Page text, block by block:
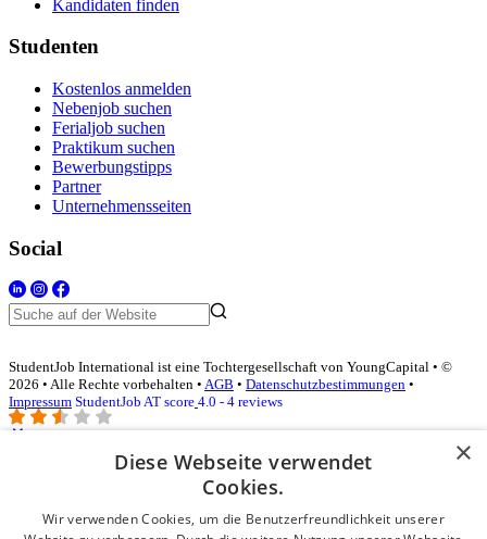
Kandidaten finden
Studenten
Kostenlos anmelden
Nebenjob suchen
Ferialjob suchen
Praktikum suchen
Bewerbungstipps
Partner
Unternehmensseiten
Social
StudentJob International ist eine Tochtergesellschaft von YoungCapital • ©
2026 • Alle Rechte vorbehalten • AGB • Datenschutzbestimmungen •
Impressum StudentJob AT score 4.0 - 4 reviews
Login für Unternehmen
E-Mail*
×
Diese Webseite verwendet
Cookies.
Wir verwenden Cookies, um die Benutzerfreundlichkeit unserer